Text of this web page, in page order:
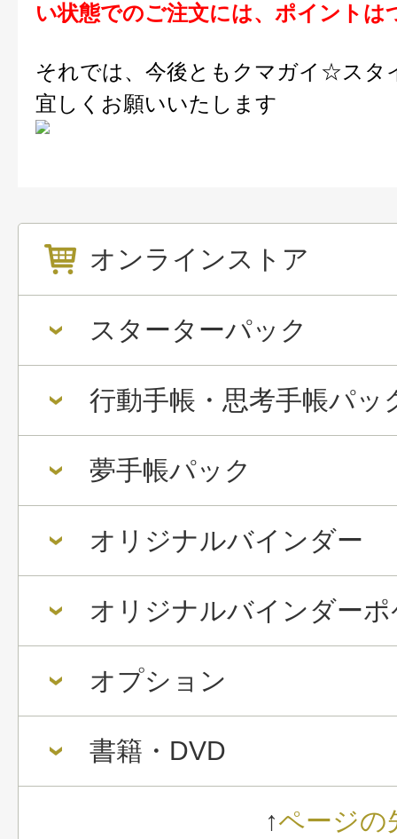
オンラインストア
スターターパック
行動手帳・思考手帳パッ
夢手帳パック
オリジナルバインダー
オリジナルバインダー
オプション
書籍・DVD
↑ページの
い状態でのご注文には、ポイントは
それでは、今後ともクマガイ☆スタ
宜しくお願いいたします